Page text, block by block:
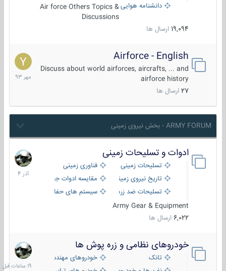
دانشنامه هواییAir force Others Topics &
Discussions
19,094 ارسال ها
Airforce - English
Discuss about world airforces, aircrafts, ... and
airforce history
27 ارسال ها
15
مهر
1393
ARMY FORUM - بخش نیروی زمینی
ادوات و تسلیحات زمینی
تسلیحات زمینی
فناوری زمینی
تاریخ نیروی زمینی
مقایسه ادوات جنگی
تسلیحات ضد زره
سیستم های حفاظت فعال
Army Gear & Equipment
6,022 ارسال ها
21
آذر
1404
خودروهای نظامی و زره پوش ها
تانک
خودروهای مهندسی
19
ساعات
قبل